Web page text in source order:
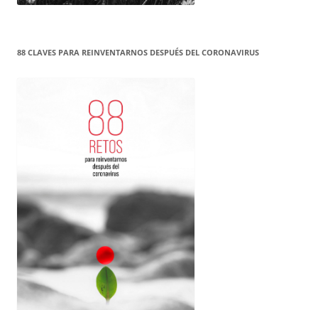
88 CLAVES PARA REINVENTARNOS DESPUÉS DEL CORONAVIRUS